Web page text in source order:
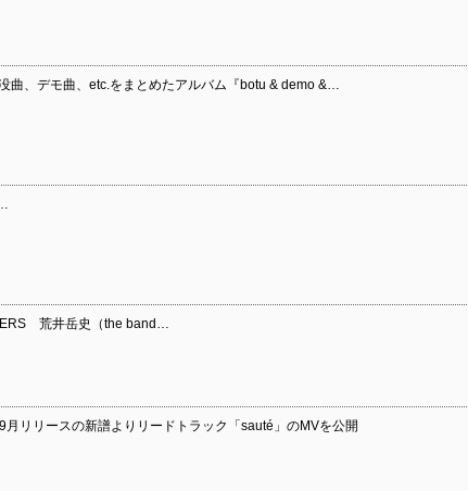
曲、デモ曲、etc.をまとめたアルバム『botu & demo &…
荒井岳史（the band…
月リリースの新譜よりリードトラック「sauté」のMVを公開